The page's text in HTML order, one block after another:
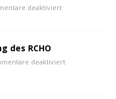
deaktiviert
des RCHO
deaktiviert